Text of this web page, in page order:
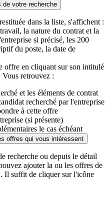
votre recherche
dans la liste, s'affichent :
la nature du contrat et la
si précisé, les 200
du poste, la date de
offre en cliquant sur son intitulé
retrouvez :
et les éléments de contrat
recherché par l'entreprise
à cette offre
(si présente)
le cas échéant
offres qui vous intéressent
recherche ou depuis le détail
ajouter la ou les offres de
Il suffit de cliquer sur l'icône